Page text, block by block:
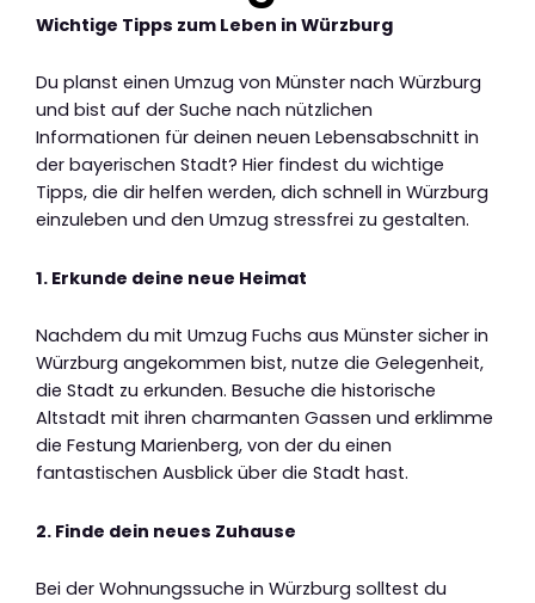
Wichtige Tipps zum Leben in Würzburg
Du planst einen Umzug von Münster nach Würzburg
und bist auf der Suche nach nützlichen
Informationen für deinen neuen Lebensabschnitt in
der bayerischen Stadt? Hier findest du wichtige
Tipps, die dir helfen werden, dich schnell in Würzburg
einzuleben und den Umzug stressfrei zu gestalten.
1. Erkunde deine neue Heimat
Nachdem du mit Umzug Fuchs aus Münster sicher in
Würzburg angekommen bist, nutze die Gelegenheit,
die Stadt zu erkunden. Besuche die historische
Altstadt mit ihren charmanten Gassen und erklimme
die Festung Marienberg, von der du einen
fantastischen Ausblick über die Stadt hast.
2. Finde dein neues Zuhause
Bei der Wohnungssuche in Würzburg solltest du